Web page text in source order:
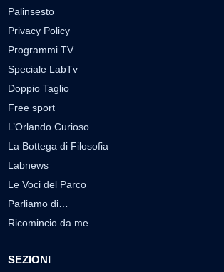
Palinsesto
Privacy Policy
Programmi TV
Speciale LabTv
Doppio Taglio
Free sport
L’Orlando Curioso
La Bottega di Filosofia
Labnews
Le Voci del Parco
Parliamo di…
Ricomincio da me
SEZIONI